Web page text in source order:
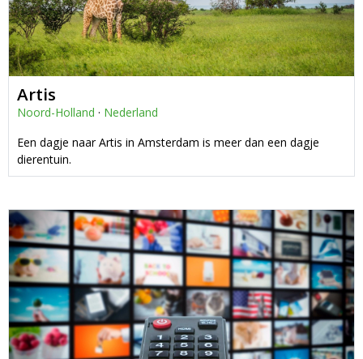
Artis
Noord-Holland · Nederland
Een dagje naar Artis in Amsterdam is meer dan een dagje
dierentuin.